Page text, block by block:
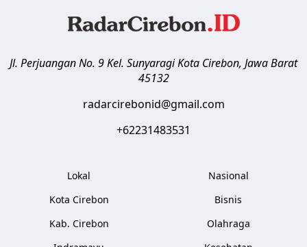
Jl. Perjuangan No. 9 Kel. SunyaragiKota Cirebon, Jawa Barat
45132
radarcirebonid@gmail.com
+62231483531
Lokal
Kota Cirebon
Kab. Cirebon
Nasional
Bisnis
Olahraga